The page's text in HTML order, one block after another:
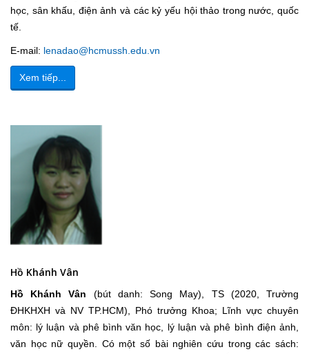
học, sân khấu, điện ảnh và các kỷ yếu hội thảo trong nước, quốc
tế.
E-mail: lenadao@hcmussh.edu.vn
Xem tiếp...
Hồ Khánh Vân
Hồ Khánh Vân (bút danh: Song May), TS (2020, Trường
ĐHKHXH và NV TP.HCM), Phó trưởng Khoa; Lĩnh vực chuyên
môn: lý luận và phê bình văn học, lý luận và phê bình điện ảnh,
văn học nữ quyền. Có một số bài nghiên cứu trong các sách: